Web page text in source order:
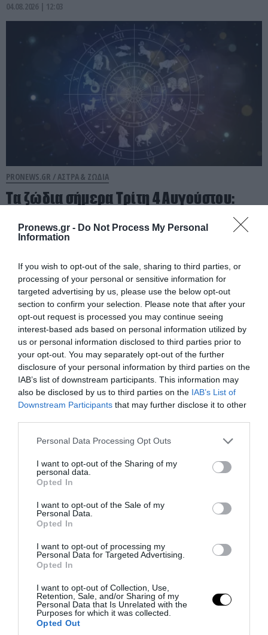
Pronews.gr - Do Not Process My Personal
Information
If you wish to opt-out of the sale, sharing to third parties, or
processing of your personal or sensitive information for
targeted advertising by us, please use the below opt-out
section to confirm your selection. Please note that after your
opt-out request is processed you may continue seeing
interest-based ads based on personal information utilized by
us or personal information disclosed to third parties prior to
your opt-out. You may separately opt-out of the further
disclosure of your personal information by third parties on the
IAB’s list of downstream participants. This information may
also be disclosed by us to third parties on the IAB’s List of
Downstream Participants that may further disclose it to other
Please note that this website/app uses one or more Google
not limited to your visit or usage behaviour. You may click to
grant or deny consent to Google and its third-party tags to
use your data for below specified purposes in below Google
consent section.
Personal Data Processing Opt Outs
I want to opt-out of the Sharing of my
personal data.
Opted In
I want to opt-out of the Sale of my
Personal Data.
Opted In
I want to opt-out of processing my
Personal Data for Targeted Advertising.
Opted In
I want to opt-out of Collection, Use,
Retention, Sale, and/or Sharing of my
Personal Data that Is Unrelated with the
Purposes for which it was collected.
Opted Out
04.08.2026 | 12:03
PRONEWS.GR /ΑΣΤΡΑ & ΖΩΔΙΑ
Τα ζώδια σήμερα Τρίτη 4 Αυγούστου:
πρέπει να προσέξουν
Τα 3 ζώδια που αφήνουν πίσω τη
δύσκολη περίοδο και βλέπουν ξανά το
μέλλον με αισιοδοξία
03.08.2026 | 22:01